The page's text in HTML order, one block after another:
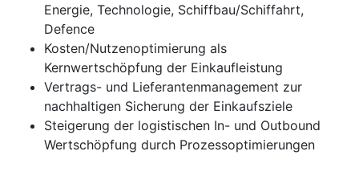
Energie, Technologie, Schiffbau/Schiffahrt,
Defence
Kosten/Nutzenoptimierung als
Kernwertschöpfung der Einkaufleistung
Vertrags- und Lieferantenmanagement zur
nachhaltigen Sicherung der Einkaufsziele
Steigerung der logistischen In- und Outbound
Wertschöpfung durch Prozessoptimierungen